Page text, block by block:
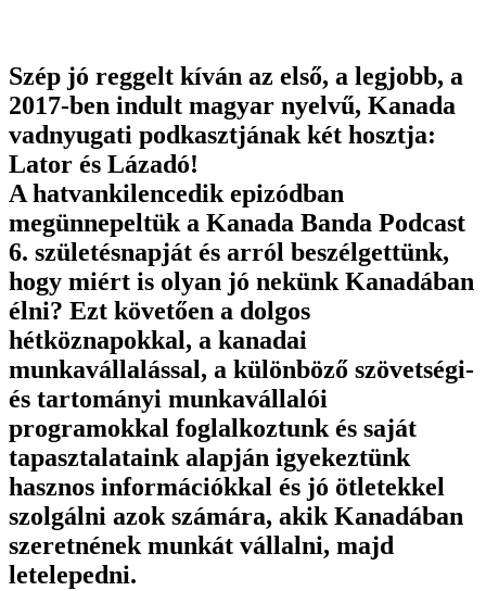
Szép jó reggelt kíván az első, a legjobb, a
2017-ben indult magyar nyelvű, Kanada
vadnyugati podkasztjának két hosztja:
Lator és Lázadó!
A hatvankilencedik epizódban
megünnepeltük a Kanada Banda Podcast
6. születésnapját és arról beszélgettünk,
hogy miért is olyan jó nekünk Kanadában
élni? Ezt követően a dolgos
hétköznapokkal, a kanadai
munkavállalással, a különböző szövetségi-
és tartományi munkavállalói
programokkal foglalkoztunk és saját
tapasztalataink alapján igyekeztünk
hasznos információkkal és jó ötletekkel
szolgálni azok számára, akik Kanadában
szeretnének munkát vállalni, majd
letelepedni.